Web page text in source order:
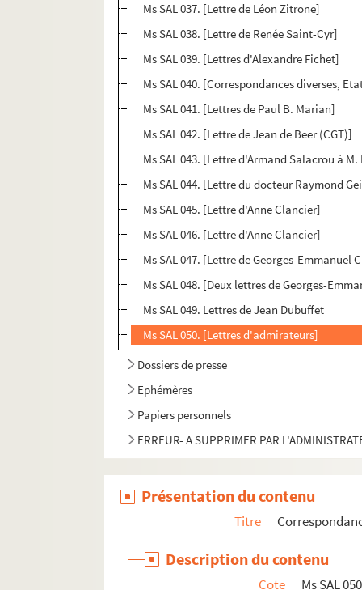
Ms SAL 037. [Lettre de Léon Zitrone]
Ms SAL 038. [Lettre de Renée Saint-Cyr]
Ms SAL 039. [Lettres d'Alexandre Fichet]
Ms SAL 040. [Correspondances diverses,
Ms SAL 041. [Lettres de Paul B. Marian]
Ms SAL 042. [Lettre de Jean de Beer (CGT)]
Ms SAL 043. [Lettre d'Armand Salacrou à
Ms SAL 044. [Lettre du docteur Raymond
Ms SAL 045. [Lettre d'Anne Clancier]
Ms SAL 046. [Lettre d'Anne Clancier]
Ms SAL 047. [Lettre de Georges-Emmanuel
Ms SAL 048. [Deux lettres de Georges-
Ms SAL 049. Lettres de Jean Dubuffet
Ms SAL 050. [Lettres d'admirateurs]
Dossiers de presse
Ephémères
Papiers personnels
ERREUR- A SUPPRIMER PAR
Présentation du contenu
Titre
Description du contenu
Cote Ms SAL 050